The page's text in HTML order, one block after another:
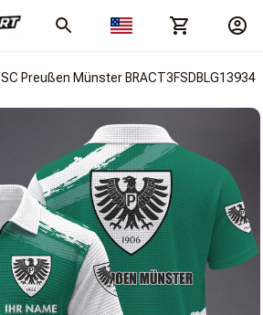
SC Preußen Münster BRACT3FSDBLG13934